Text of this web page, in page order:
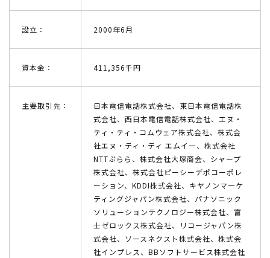
設立： 2000年6月
資本金： 411,356千円
主要取引先：
日本電信電話株式会社、東日本電信電話株
式会社、西日本電信電話株式会社、エヌ・
ティ・ティ・コムウェア株式会社、株式会
社エヌ・ティ・ティ エムイー、株式会社
NTTぷらら、株式会社大塚商会、シャープ
株式会社、株式会社ピーシーデポコーポレ
ーション、KDDI株式会社、キヤノンマーケ
ティングジャパン株式会社、パナソニック
ソリューションテクノロジー株式会社、富
士ゼロックス株式会社、リコージャパン株
式会社、ソースネクスト株式会社、株式会
社インプレス、BBソフトサービス株式会社